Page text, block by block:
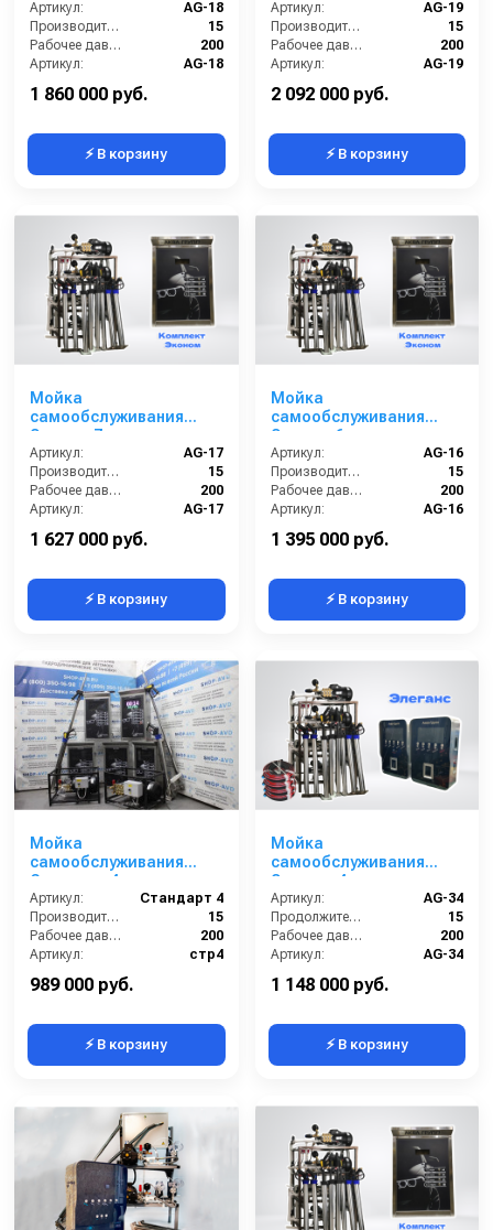
Артикул:
AG-18
Производительность (л/мин):
15
Рабочее давление (бар):
200
Артикул:
AG-18
1 860 000 руб.
⚡ В корзину
Артикул:
AG-19
Производительность (л/мин):
15
Рабочее давление (бар):
200
Артикул:
AG-19
2 092 000 руб.
⚡ В корзину
Мойка
самообслуживания
Эконом 7 постов
Артикул:
AG-17
Производительность (л/мин):
15
Рабочее давление (бар):
200
Артикул:
AG-17
1 627 000 руб.
⚡ В корзину
Мойка
самообслуживания
Эконом 6 постов
Артикул:
AG-16
Производительность (л/мин):
15
Рабочее давление (бар):
200
Артикул:
AG-16
1 395 000 руб.
⚡ В корзину
Мойка
самообслуживания
Стандарт 4 поста
Артикул:
Стандарт 4
Производительность (л/мин):
15
Рабочее давление (бар):
200
Артикул:
стр4
989 000 руб.
⚡ В корзину
Мойка
самообслуживания
Элеганс 4 поста
Артикул:
AG-34
Продолжительность работы (мин):
15
Рабочее давление (бар):
200
Артикул:
AG-34
1 148 000 руб.
⚡ В корзину